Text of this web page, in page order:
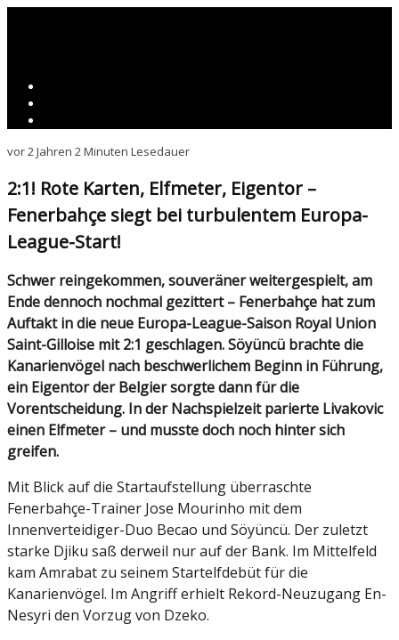
vor 2 Jahren 2 Minuten Lesedauer
2:1! Rote Karten, Elfmeter, Eigentor –
Fenerbahçe siegt bei turbulentem Europa-
League-Start!
Schwer reingekommen, souveräner weitergespielt, am
Ende dennoch nochmal gezittert – Fenerbahçe hat zum
Auftakt in die neue Europa-League-Saison Royal Union
Saint-Gilloise mit 2:1 geschlagen. Söyüncü brachte die
Kanarienvögel nach beschwerlichem Beginn in Führung,
ein Eigentor der Belgier sorgte dann für die
Vorentscheidung. In der Nachspielzeit parierte Livakovic
einen Elfmeter – und musste doch noch hinter sich
greifen.
Mit Blick auf die Startaufstellung überraschte
Fenerbahçe-Trainer Jose Mourinho mit dem
Innenverteidiger-Duo Becao und Söyüncü. Der zuletzt
starke Djiku saß derweil nur auf der Bank. Im Mittelfeld
kam Amrabat zu seinem Startelfdebüt für die
Kanarienvögel. Im Angriff erhielt Rekord-Neuzugang En-
Nesyri den Vorzug von Dzeko.